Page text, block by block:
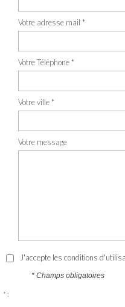
Votre adresse mail *
Votre Téléphone *
Votre ville *
Votre message
J'accepte les conditions
* Champs obligatoires
* :